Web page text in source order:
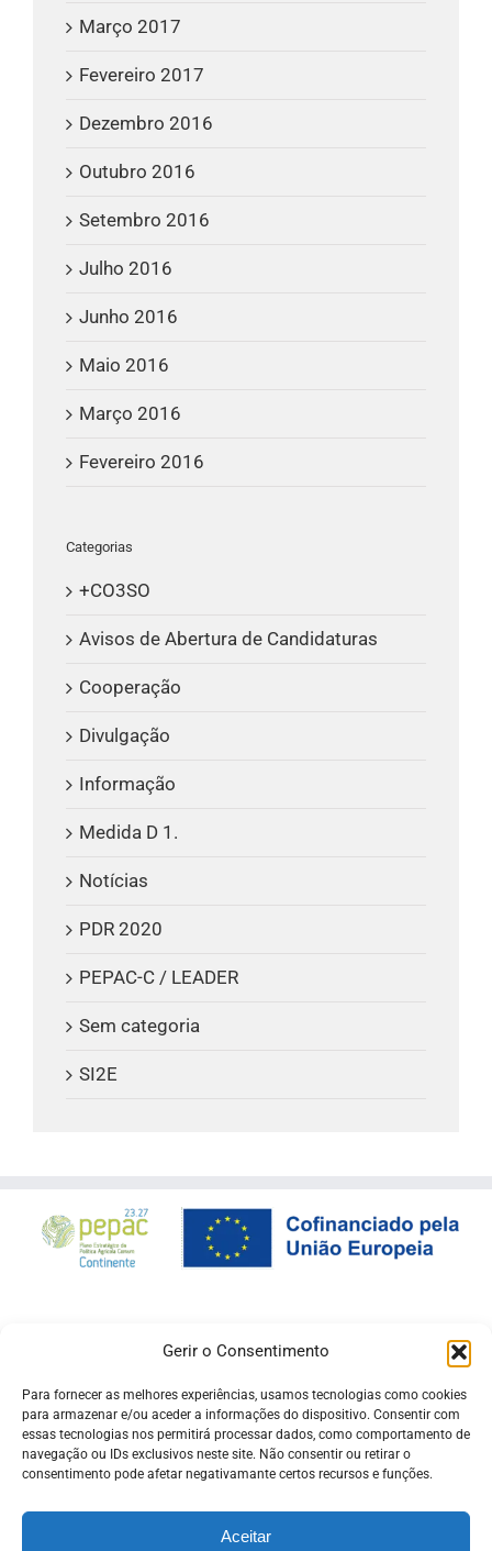
Gerir o Consentimento
Para fornecer as melhores experiências, usamos tecnologias como cookies
para armazenar e/ou aceder a informações do dispositivo. Consentir com
essas tecnologias nos permitirá processar dados, como comportamento de
navegação ou IDs exclusivos neste site. Não consentir ou retirar o
consentimento pode afetar negativamante certos recursos e funções.
Aceitar
Março 2017
Fevereiro 2017
Dezembro 2016
Outubro 2016
Setembro 2016
Julho 2016
Junho 2016
Maio 2016
Março 2016
Fevereiro 2016
Categorias
+CO3SO
Avisos de Abertura de Candidaturas
Cooperação
Divulgação
Informação
Medida D 1.
Notícias
PDR 2020
PEPAC-C / LEADER
Sem categoria
SI2E